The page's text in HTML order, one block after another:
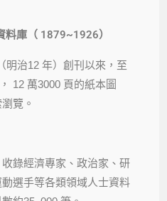
料庫（ 1879~1926）
明治12 年）創刊以來，至
12 萬3000 頁的紙本圖
覽。
錄經濟專家、政治家、研
選手等各類領域人士資料